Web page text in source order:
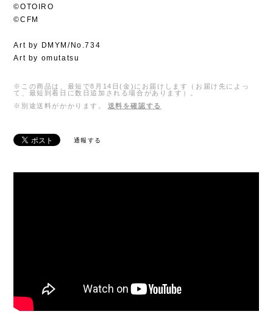
©OTOIRO
©CFM
Art by DMYM/No.734
Art by omutatsu
※この商品は、最短で8月14日(金)にお届けします（お届け先によっ
て、最短到着日に数日追加される場合があります）。
※別途送料がかかります。
送料を確認する
通報する